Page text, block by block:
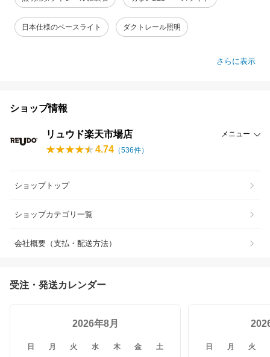
日本仕様のベースライト ダクトレール照明
さらに表示
ショップ情報
リュウド楽天市場店 メニュー
4.74 （536件）
ショップトップ
ショップカテゴリ一覧
会社概要（支払・配送方法）
受注・発送カレンダー
2026年8月
日 月 火 水 木 金 土 日 月 火